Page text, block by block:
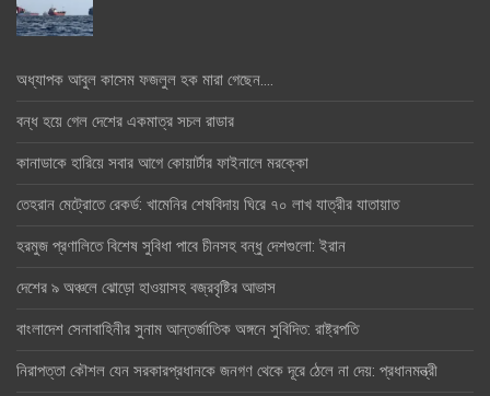
অধ্যাপক আবুল কাসেম ফজলুল হক মারা গেছেন….
বন্ধ হয়ে গেল দেশের একমাত্র সচল রাডার
কানাডাকে হারিয়ে সবার আগে কোয়ার্টার ফাইনালে মরক্কো
তেহরান মেট্রোতে রেকর্ড: খামেনির শেষবিদায় ঘিরে ৭০ লাখ যাত্রীর যাতায়াত
হরমুজ প্রণালিতে বিশেষ সুবিধা পাবে চীনসহ বন্ধু দেশগুলো: ইরান
দেশের ৯ অঞ্চলে ঝোড়ো হাওয়াসহ বজ্রবৃষ্টির আভাস
বাংলাদেশ সেনাবাহিনীর সুনাম আন্তর্জাতিক অঙ্গনে সুবিদিত: রাষ্ট্রপতি
নিরাপত্তা কৌশল যেন সরকারপ্রধানকে জনগণ থেকে দূরে ঠেলে না দেয়: প্রধানমন্ত্রী